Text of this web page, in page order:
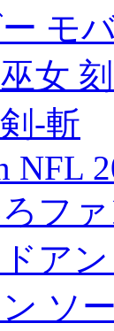
モ
女
-斬
NFL
フ
ア
ソ